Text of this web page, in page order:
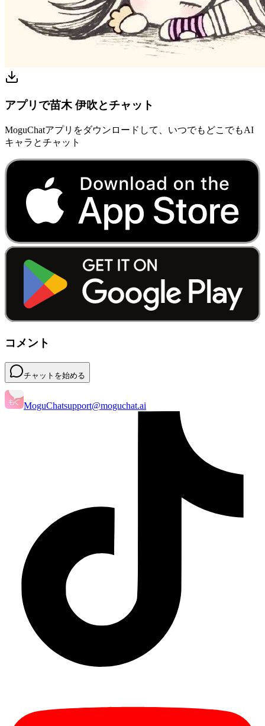
アプリで苗木 伊吹とチャット
MoguChatアプリをダウンロードして、いつでもどこでもAI
キャラとチャット
コメント
チャットを始める
MoguChatsupport@moguchat.ai